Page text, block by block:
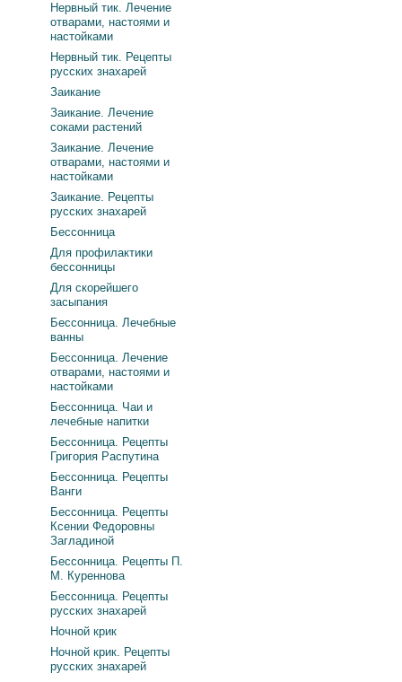
Нервный тик. Лечение
отварами, настоями и
настойками
Нервный тик. Рецепты
русских знахарей
Заикание
Заикание. Лечение
соками растений
Заикание. Лечение
отварами, настоями и
настойками
Заикание. Рецепты
русских знахарей
Бессонница
Для профилактики
бессонницы
Для скорейшего
засыпания
Бессонница. Лечебные
ванны
Бессонница. Лечение
отварами, настоями и
настойками
Бессонница. Чаи и
лечебные напитки
Бессонница. Рецепты
Григория Распутина
Бессонница. Рецепты
Ванги
Бессонница. Рецепты
Ксении Федоровны
Загладиной
Бессонница. Рецепты П.
М. Куреннова
Бессонница. Рецепты
русских знахарей
Ночной крик
Ночной крик. Рецепты
русских знахарей